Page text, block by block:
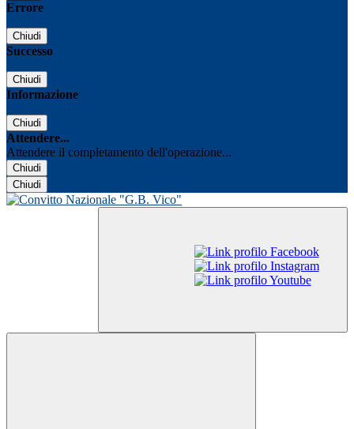
Errore
Chiudi
Successo
Chiudi
Informazione
Chiudi
Attendere...
Attendere il completamento dell'operazione...
Chiudi
Chiudi